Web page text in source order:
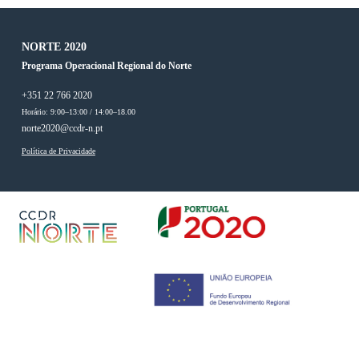
NORTE 2020
Programa Operacional Regional do Norte
+351 22 766 2020
Horário: 9:00–13:00 / 14:00–18.00
norte2020@ccdr-n.pt
Política de Privacidade